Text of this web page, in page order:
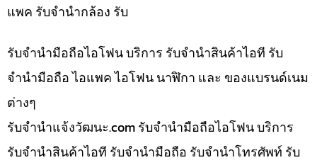
แพค รับจำนำกล้อง รับ
รับจำนำมือถือไอโฟน บริการ รับจำนำสินค้าไอที รับ
จำนำมือถือ ไอแพค ไอโฟน นาฬิกา และ ของแบรนด์เนม
ต่างๆ
รับจํานําแจ้งวัฒนะ.com รับจำนำมือถือไอโฟน บริการ
รับจำนำสินค้าไอที รับจำนำมือถือ รับจำนำโทรศัพท์ รับ